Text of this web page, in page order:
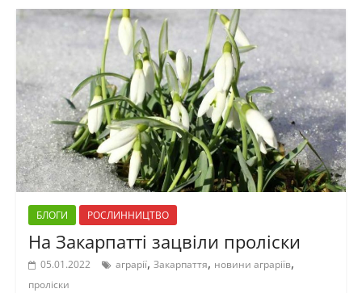
БЛОГИ РОСЛИННИЦТВО
На Закарпатті зацвіли проліски
05.01.2022 аграрії, Закарпаття, новини аграріїв,
проліски